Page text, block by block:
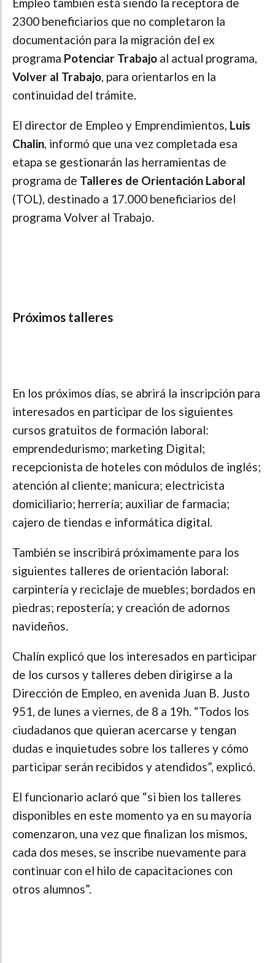
Empleo también está siendo la receptora de
2300 beneficiarios que no completaron la
documentación para la migración del ex
programa Potenciar Trabajo al actual programa,
Volver al Trabajo, para orientarlos en la
continuidad del trámite.
El director de Empleo y Emprendimientos, Luis
Chalin, informó que una vez completada esa
etapa se gestionarán las herramientas de
programa de Talleres de Orientación Laboral
(TOL), destinado a 17.000 beneficiarios del
programa Volver al Trabajo.
Próximos talleres
En los próximos días, se abrirá la inscripción para
interesados en participar de los siguientes
cursos gratuitos de formación laboral:
emprendedurismo; marketing Digital;
recepcionista de hoteles con módulos de inglés;
atención al cliente; manicura; electricista
domiciliario; herrería; auxiliar de farmacia;
cajero de tiendas e informática digital.
También se inscribirá próximamente para los
siguientes talleres de orientación laboral:
carpintería y reciclaje de muebles; bordados en
piedras; repostería; y creación de adornos
navideños.
Chalín explicó que los interesados en participar
de los cursos y talleres deben dirigirse a la
Dirección de Empleo, en avenida Juan B. Justo
951, de lunes a viernes, de 8 a 19h. “Todos los
ciudadanos que quieran acercarse y tengan
dudas e inquietudes sobre los talleres y cómo
participar serán recibidos y atendidos”, explicó.
El funcionario aclaró que “si bien los talleres
disponibles en este momento ya en su mayoría
comenzaron, una vez que finalizan los mismos,
cada dos meses, se inscribe nuevamente para
continuar con el hilo de capacitaciones con
otros alumnos”.